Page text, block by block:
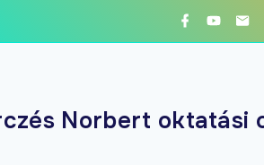
Norbert oktatási